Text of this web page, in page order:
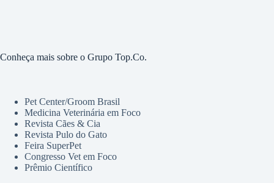
Conheça mais sobre o Grupo Top.Co.
Pet Center/Groom Brasil
Medicina Veterinária em Foco
Revista Cães & Cia
Revista Pulo do Gato
Feira SuperPet
Congresso Vet em Foco
Prêmio Científico